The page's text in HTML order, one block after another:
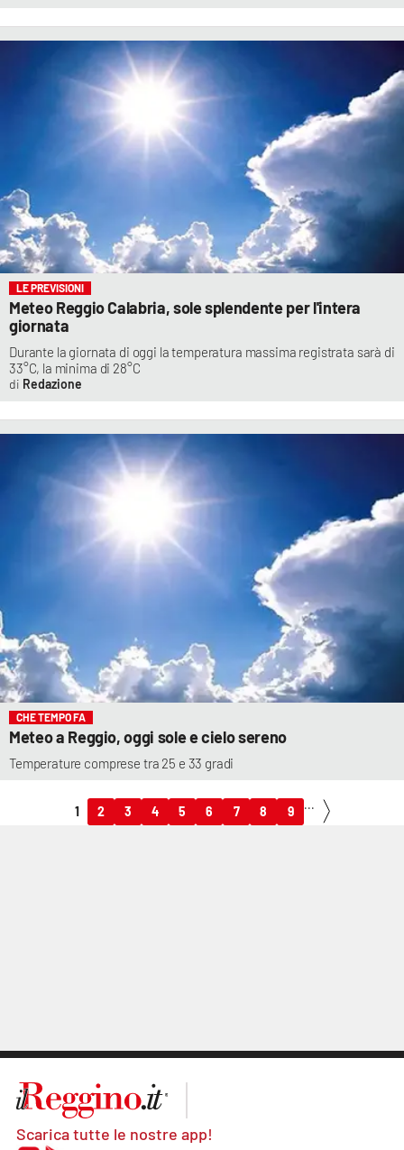
LE PREVISIONI
Meteo Reggio Calabria, sole splendente per l'intera
giornata
Durante la giornata di oggi la temperatura massima registrata sarà di
33°C, la minima di 28°C
Redazione
CHE TEMPO FA
Meteo a Reggio, oggi sole e cielo sereno
Temperature comprese tra 25 e 33 gradi
1 2 3 4 5 6 7 8 9 ...
Scarica tutte le nostre app!